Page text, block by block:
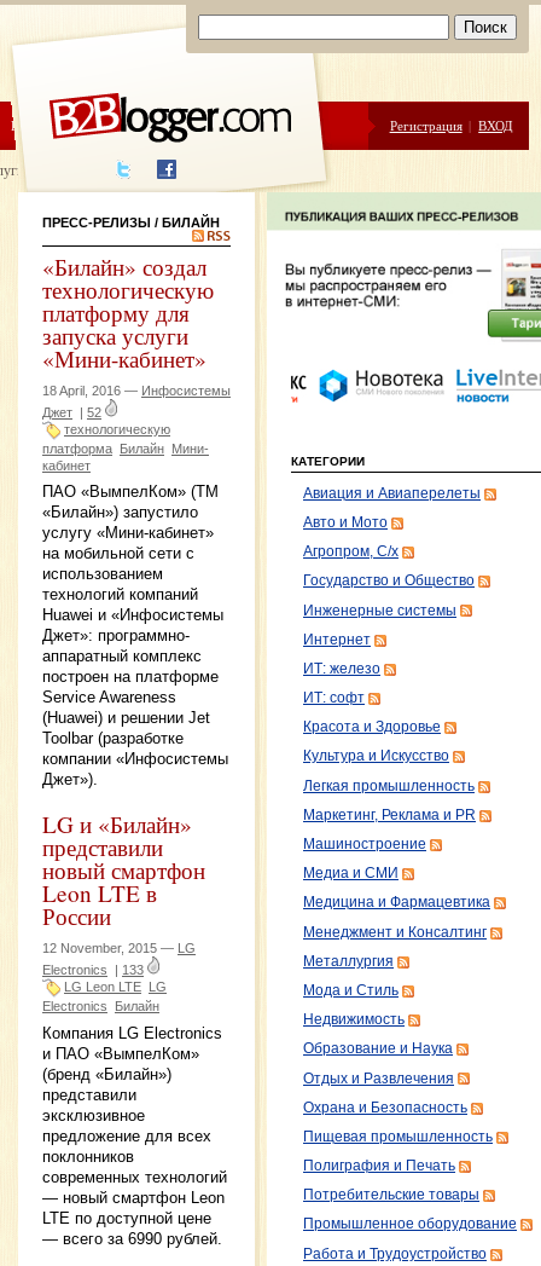
ЦЕНЫ ПОМОЩЬ Регистрация | ВХОД
написания
ПРЕСС-РЕЛИЗЫ / БИЛАЙН
«Билайн» создал
технологическую
платформу для
запуска услуги
«Мини-кабинет»
18 April, 2016 — Инфосистемы
Джет | 52
технологическую
платформа Билайн Мини-
кабинет
ПАО «ВымпелКом» (ТМ
«Билайн») запустило
услугу «Мини-кабинет»
на мобильной сети c
использованием
технологий компаний
Huawei и «Инфосистемы
Джет»: программно-
аппаратный комплекс
построен на платформе
Service Awareness
(Huawei) и решении Jet
Toolbar (разработке
компании «Инфосистемы
Джет»).
LG и «Билайн»
представили
новый смартфон
Leon LTE в
России
12 November, 2015 — LG
Electronics | 133
LG Leon LTE LG
Electronics
Билайн
Компания LG Electronics
и ПАО «ВымпелКом»
(бренд «Билайн»)
представили
эксклюзивное
предложение для всех
поклонников
современных технологий
— новый смартфон Leon
LTE по доступной цене
— всего за 6990 рублей.
КАТЕГОРИИ
Авиация и Авиаперелеты
Авто и Мото
Агропром, С/х
Государство и Общество
Инженерные системы
Интернет
ИТ: железо
ИТ: софт
Красота и Здоровье
Культура и Искусство
Легкая промышленность
Маркетинг, Реклама и PR
Машиностроение
Медиа и СМИ
Медицина и Фармацевтика
Менеджмент и Консалтинг
Металлургия
Мода и Стиль
Недвижимость
Образование и Наука
Отдых и Развлечения
Охрана и Безопасность
Пищевая промышленность
Полиграфия и Печать
Потребительские товары
Промышленное оборудование
Работа и Трудоустройство